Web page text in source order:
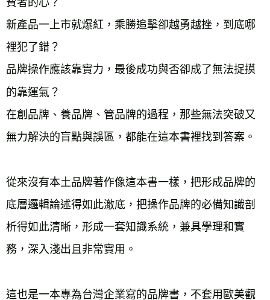
新產品一上市就爆紅，乘勝追擊卻越勇越挫，到底哪
裡犯了錯？
品牌操作應該靠實力，最後成功與否卻成了無法捉摸
的靠運氣？
在創品牌、養品牌、管品牌的過程，那些無法突破又
無力解決的盲點與誤區，都能在這本書裡找到答案。
從來沒有本土品牌著作像這本書一樣，把形成品牌的
底層邏輯論述得如此澈底，把操作品牌的必備知識剖
析得如此清晰，形成一套知識系統，兼具學理和實
務，深入淺出且非常實用。
這也是一本專為台灣企業寫的品牌書，不套用歐美觀